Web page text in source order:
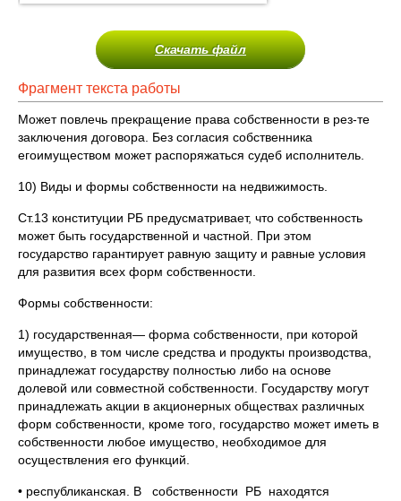
Скачать файл
Фрагмент текста работы
Может повлечь прекращение права собственности в рез-те
заключения договора. Без согласия собственника
егоимуществом может распоряжаться судеб исполнитель.
10) Виды и формы собственности на недвижимость.
Ст.13 конституции РБ предусматривает, что собственность
может быть государственной и частной. При этом
государство гарантирует равную защиту и равные условия
для развития всех форм собственности.
Формы собственности:
1) государственная— форма собственности, при которой
имущество, в том числе средства и продукты производства,
принадлежат государству полностью либо на основе
долевой или совместной собственности. Государству могут
принадлежать акции в акционерных обществах различных
форм собственности, кроме того, государство может иметь в
собственности любое имущество, необходимое для
осуществления его функций.
• республиканская. В собственности РБ находятся